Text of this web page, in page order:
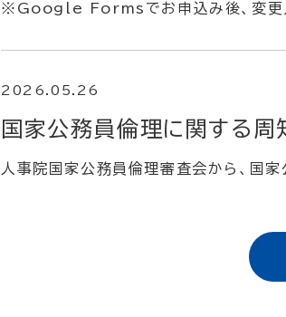
※Google Formsでお申込み後、変更入
2026.05.26
国家公務員倫理に関する周
人事院国家公務員倫理審査会から、国